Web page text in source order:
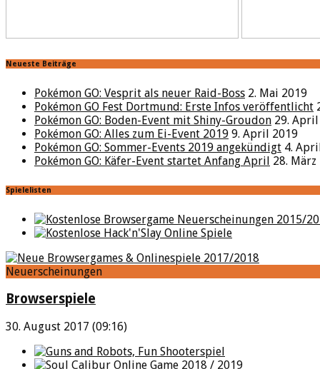
Neueste Beiträge
Pokémon GO: Vesprit als neuer Raid-Boss 2. Mai 2019
Pokémon GO Fest Dortmund: Erste Infos veröffentlicht
Pokémon GO: Boden-Event mit Shiny-Groudon 29.
Pokémon GO: Alles zum Ei-Event 2019 9. April 2019
Pokémon GO: Sommer-Events 2019 angekündigt 4.
Pokémon GO: Käfer-Event startet Anfang April 28. März
Spielelisten
Neuerscheinungen
Browserspiele
30. August 2017 (09:16)